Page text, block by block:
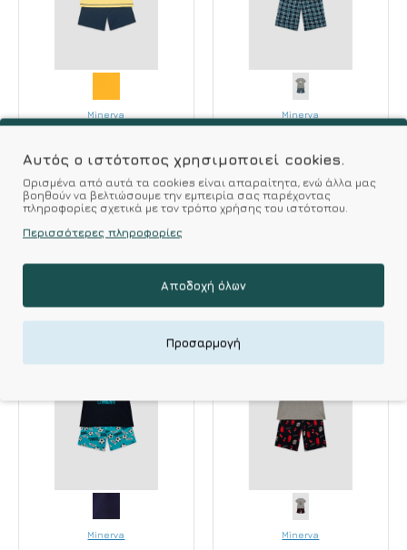
Minerva
Πυζάμα Αγόρι
Κοντομάνικη
Βαμβακερή Surfing
SS '26
22.32€ 27.90€
Minerva
Πυζάμα Αγόρι
Κοντομάνικη
Βαμβακερή Scooter
SS '26 Γκρι
HOT DEALS
-20 %
Minerva
HOT DEALS
Minerva
Αυτός ο ιστότοπος χρησιμοποιεί cookies.
Ορισμένα από αυτά τα cookies είναι απαραίτητα, ενώ άλλα μας
βοηθούν να βελτιώσουμε την εμπειρία σας παρέχοντας
πληροφορίες σχετικά με τον τρόπο χρήσης του ιστότοπου.
Περισσότερες πληροφορίες
Αποδοχή όλων
Προσαρμογή